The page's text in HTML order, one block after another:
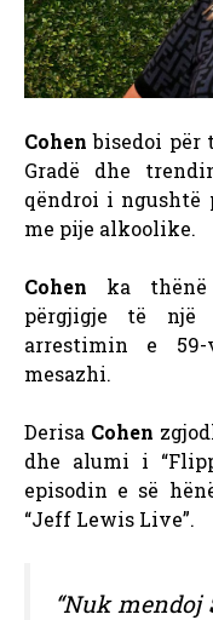
Cohen bisedoi për
Gradë dhe
qëndroi i ngushtë
me pije alkoolike.
Cohen ka thënë
përgjigje të një
arrestimin e
mesazhi.
Derisa Cohen
dhe alumi i
episodin e së
“Jeff Lewis Live”.
“Nuk mendoj